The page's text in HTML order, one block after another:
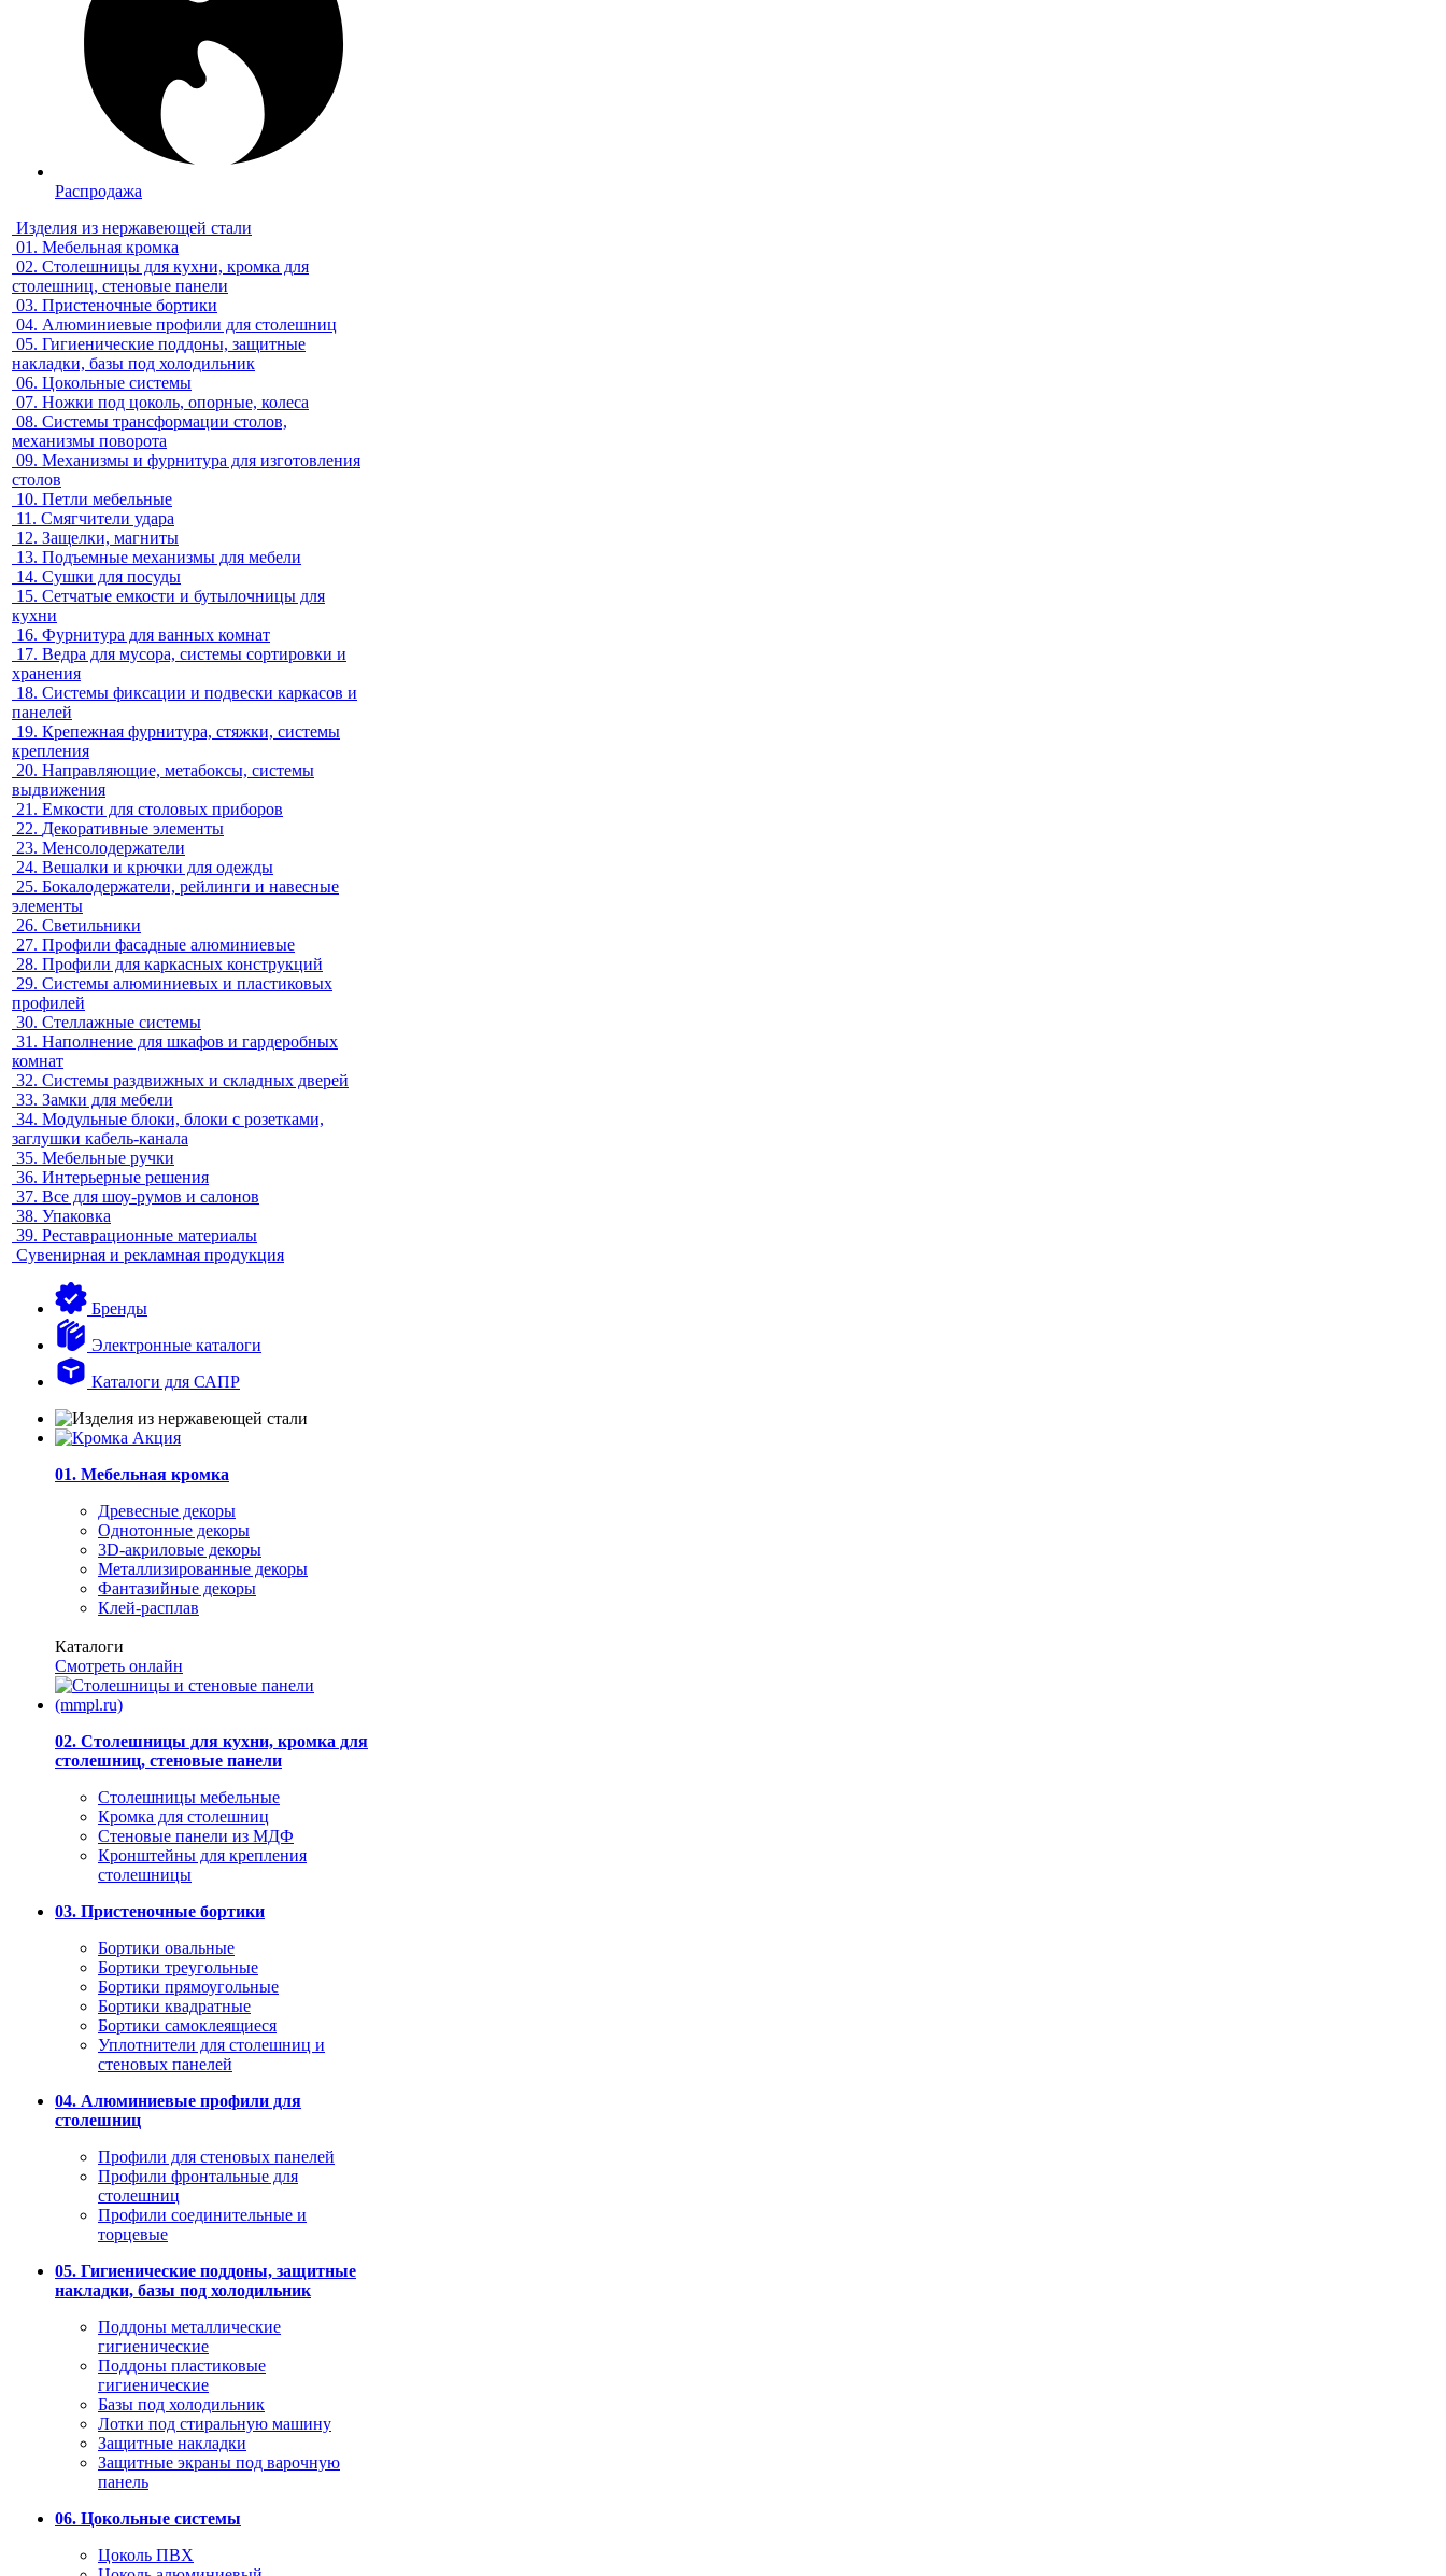
Распродажа
Изделия из нержавеющей стали
01. Мебельная кромка
02. Столешницы для кухни, кромка для
столешниц, стеновые панели
03. Пристеночные бортики
04. Алюминиевые профили для столешниц
05. Гигиенические поддоны, защитные
накладки, базы под холодильник
06. Цокольные системы
07. Ножки под цоколь, опорные, колеса
08. Системы трансформации столов,
механизмы поворота
09. Механизмы и фурнитура для изготовления
столов
10. Петли мебельные
11. Смягчители удара
12. Защелки, магниты
13. Подъемные механизмы для мебели
14. Сушки для посуды
15. Сетчатые емкости и бутылочницы для
кухни
16. Фурнитура для ванных комнат
17. Ведра для мусора, системы сортировки и
хранения
18. Системы фиксации и подвески каркасов и
панелей
19. Крепежная фурнитура, стяжки, системы
крепления
20. Направляющие, метабоксы, системы
выдвижения
21. Емкости для столовых приборов
22. Декоративные элементы
23. Менсолодержатели
24. Вешалки и крючки для одежды
25. Бокалодержатели, рейлинги и навесные
элементы
26. Светильники
27. Профили фасадные алюминиевые
28. Профили для каркасных конструкций
29. Системы алюминиевых и пластиковых
профилей
30. Стеллажные системы
31. Наполнение для шкафов и гардеробных
комнат
32. Системы раздвижных и складных дверей
33. Замки для мебели
34. Модульные блоки, блоки с розетками,
заглушки кабель-канала
35. Мебельные ручки
36. Интерьерные решения
37. Все для шоу-румов и салонов
38. Упаковка
39. Реставрационные материалы
Сувенирная и рекламная продукция
Бренды
Электронные каталоги
Каталоги для САПР
01. Мебельная кромка
Древесные декоры
Однотонные декоры
3D-акриловые декоры
Металлизированные декоры
Фантазийные декоры
Клей-расплав
Каталоги
Смотреть онлайн
02. Столешницы для кухни, кромка для
столешниц, стеновые панели
Столешницы мебельные
Кромка для столешниц
Стеновые панели из МДФ
Кронштейны для крепления
столешницы
03. Пристеночные бортики
Бортики овальные
Бортики треугольные
Бортики прямоугольные
Бортики квадратные
Бортики самоклеящиеся
Уплотнители для столешниц и
стеновых панелей
04. Алюминиевые профили для
столешниц
Профили для стеновых панелей
Профили фронтальные для
столешниц
Профили соединительные и
торцевые
05. Гигиенические поддоны, защитные
накладки, базы под холодильник
Поддоны металлические
гигиенические
Поддоны пластиковые
гигиенические
Базы под холодильник
Лотки под стиральную машину
Защитные накладки
Защитные экраны под варочную
панель
06. Цокольные системы
Цоколь ПВХ